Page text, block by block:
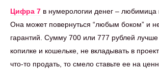
Цифра 7 в нумерологии денег – любимица
Она может повернуться “любым боком” и
гарантий. Сумму 700 или 777 рублей лучше
копилке и кошельке, не вкладывать в
что-то продать, то смело ставьте ее на